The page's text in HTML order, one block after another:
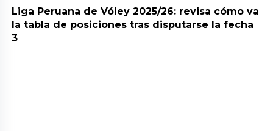
Liga Peruana de Vóley 2025/26: revisa cómo va
la tabla de posiciones tras disputarse la fecha
3